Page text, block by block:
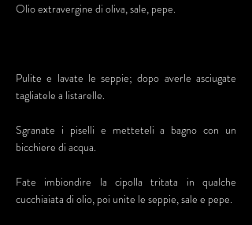
Olio extravergine di oliva, sale, pepe.
Pulite e lavate le seppie; dopo averle asciugate
tagliatele a listarelle.
Sgranate i piselli e metteteli a bagno con un
bicchiere di acqua.
Fate imbiondire la cipolla tritata in qualche
cucchiaiata di olio, poi unite le seppie, sale e pepe.